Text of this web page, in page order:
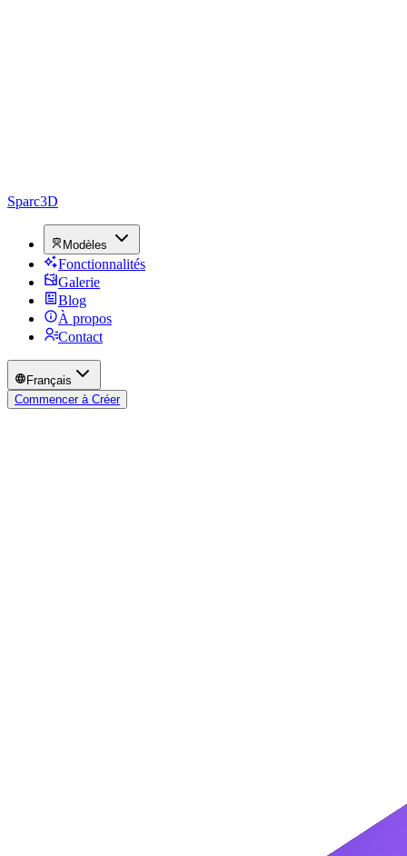
Sparc3D
Modèles
Fonctionnalités
Galerie
Blog
À propos
Contact
Français
Commencer à Créer